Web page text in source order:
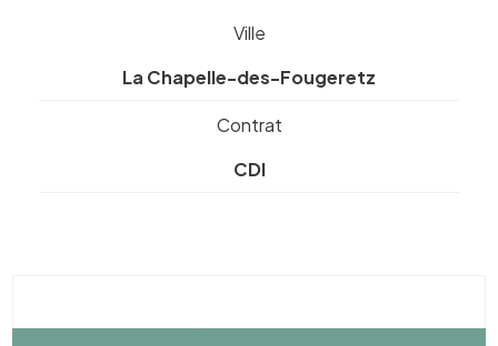
Ville
La Chapelle-des-Fougeretz
Contrat
CDI